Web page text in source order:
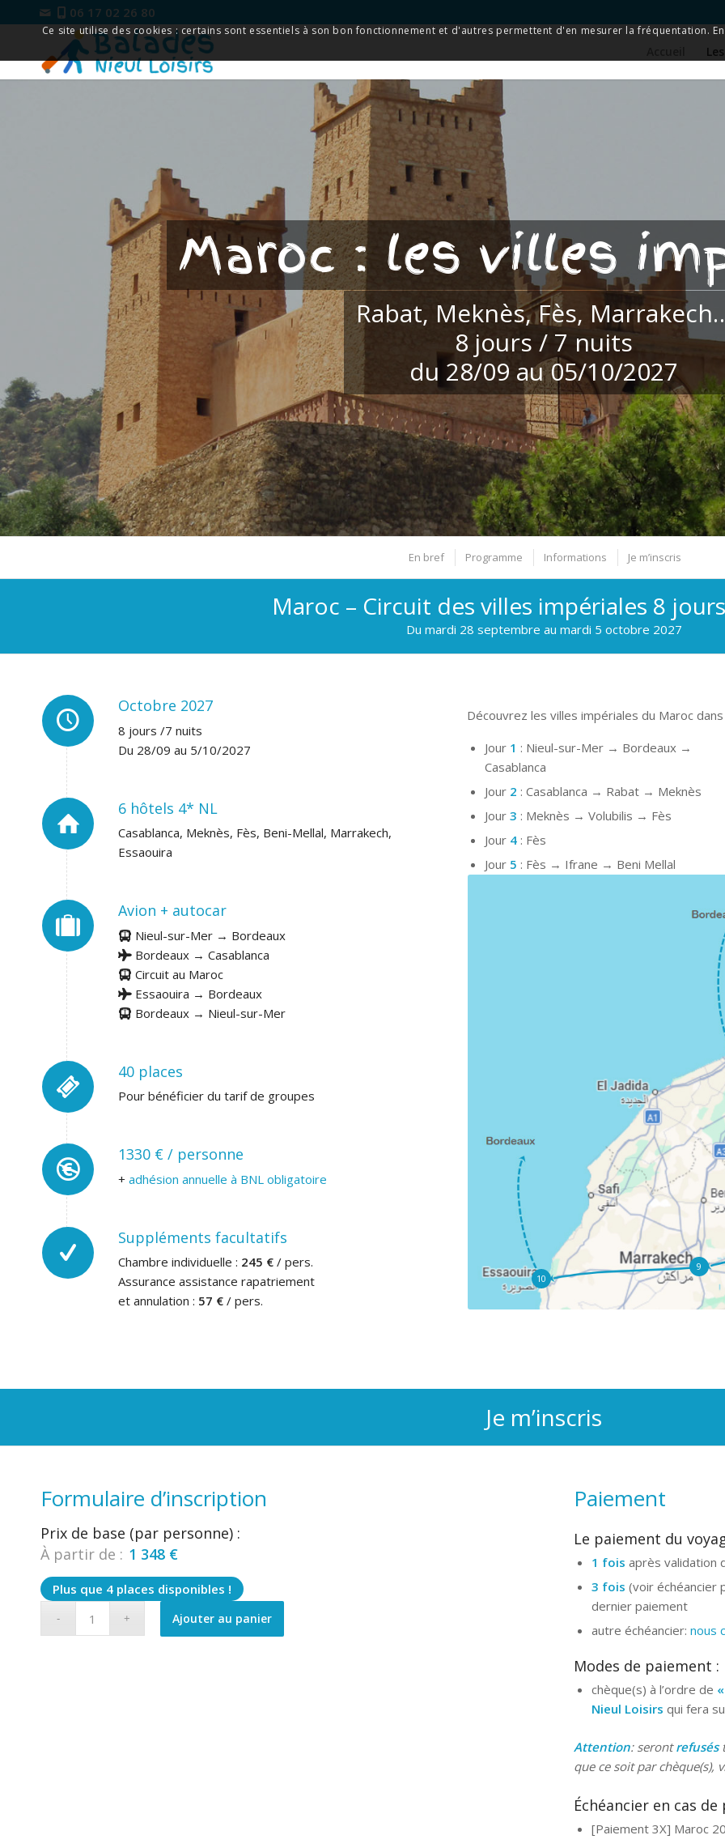
06 17 02 26 80
Maroc : les villes
Rabat, Meknès, Fès,
8 jours / 7 nuits
du 28/09 au 05/10/2027
En bref Programme Informations Je m’inscris
Maroc – Circuit des villes impériales 8
Du mardi 28 septembre au mardi 5 octobre 2027
Octobre 2027
8 jours /7 nuits
Du 28/09 au 5/10/2027
6 hôtels 4* NL
Casablanca, Meknès, Fès, Beni-Mellal, Marrakech,
Essaouira
Avion + autocar
Nieul-sur-Mer → Bordeaux
Bordeaux → Casablanca
Circuit au Maroc
Essaouira → Bordeaux
Bordeaux → Nieul-sur-Mer
40 places
Pour bénéficier du tarif de groupes
1330 € / personne
+ adhésion annuelle à BNL obligatoire
Suppléments facultatifs
Chambre individuelle : 245 € / pers.
Assurance assistance rapatriement
et annulation : 57 € / pers.
Découvrez les villes impériales du Maroc
Jour 1 : Nieul-sur-Mer → Bordeaux →
Casablanca
Jour 2 : Casablanca → Rabat → Meknès
Jour3 : Meknès → Volubilis → Fès
Jour 4 : Fès
Jour 5 : Fès → Ifrane → Beni Mellal
9
10
Je m’inscris
Formulaire d’inscription
Prix de base (par personne) :
À partir de : 1 348 €
Plus que 4 places disponibles !
Ajouter au panier
Paiement
Le paiement du
1 fois après validation
3 fois (voir échéancier
dernier paiement
autre échéancier:nous
Modes de paiement :
chèque(s) à l’ordre de
Nieul Loisirs qui fera
Attention: serontrefusés
que ce soit par chèque(s),
Échéancier en cas
[Paiement 3X] Maroc
Ce site utilise des cookies : certains sont essentiels à son bon fonctionnement et d'autres permettent d'en mesurer la fréquentation.